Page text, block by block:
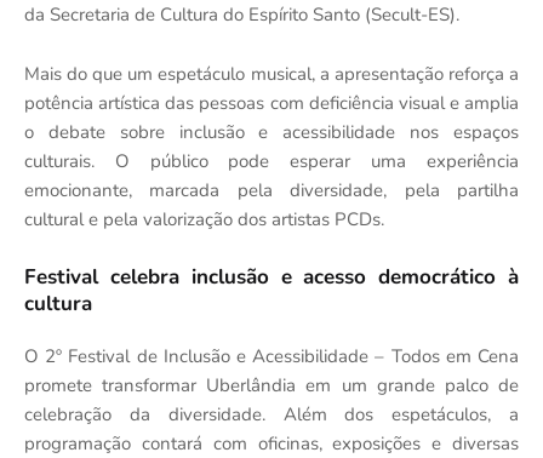
da Secretaria de Cultura do Espírito Santo (Secult-ES).
Mais do que um espetáculo musical, a apresentação reforça a
potência artística das pessoas com deficiência visual e amplia
o debate sobre inclusão e acessibilidade nos espaços
culturais. O público pode esperar uma experiência
emocionante, marcada pela diversidade, pela partilha
cultural e pela valorização dos artistas PCDs.
Festival celebra inclusão e acesso democrático à
cultura
O 2º Festival de Inclusão e Acessibilidade – Todos em Cena
promete transformar Uberlândia em um grande palco de
celebração da diversidade. Além dos espetáculos, a
programação contará com oficinas, exposições e diversas